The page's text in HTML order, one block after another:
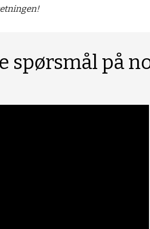
spørsmål på